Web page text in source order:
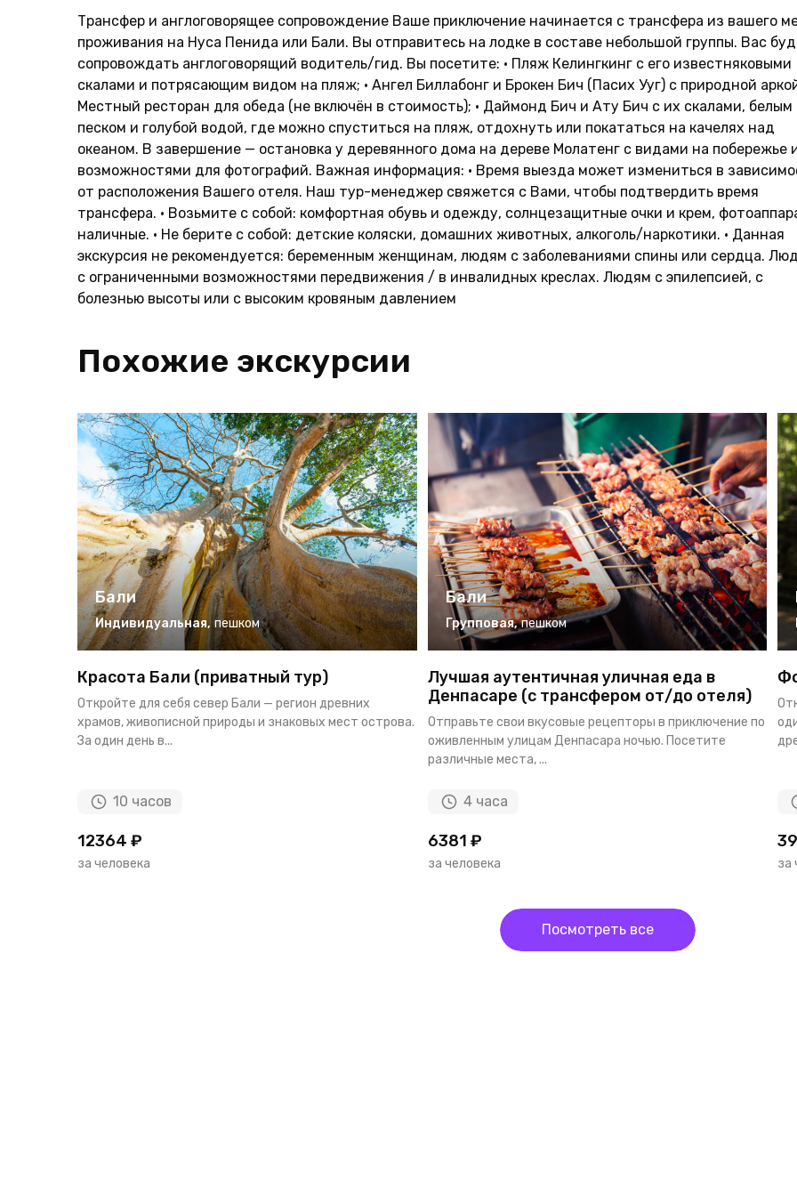
Трансфер и англоговорящее сопровождение Ваше приключение начинается с трансфера из вашего
проживания на Нуса Пенида или Бали. Вы отправитесь на лодке в составе небольшой группы. Вас
сопровождать англоговорящий водитель/гид. Вы посетите: • Пляж Келингкинг с его известняковыми
скалами и потрясающим видом на пляж; • Ангел Биллабонг и Брокен Бич (Пасих Ууг) с природной
Местный ресторан для обеда (не включён в стоимость); • Даймонд Бич и Ату Бич с их скалами, белым
песком и голубой водой, где можно спуститься на пляж, отдохнуть или покататься на качелях над
океаном. В завершение — остановка у деревянного дома на дереве Молатенг с видами на побережье
возможностями для фотографий. Важная информация: • Время выезда может измениться в
от расположения Вашего отеля. Наш тур-менеджер свяжется с Вами, чтобы подтвердить время
трансфера. • Возьмите с собой: комфортная обувь и одежду, солнцезащитные очки и крем,
наличные. • Не берите с собой: детские коляски, домашних животных, алкоголь/наркотики. • Данная
экскурсия не рекомендуется: беременным женщинам, людям с заболеваниями спины или сердца.
с ограниченными возможностями передвижения / в инвалидных креслах. Людям с эпилепсией, с
болезнью высоты или с высоким кровяным давлением
Похожие экскурсии
Бали
Индивидуальная, пешком
Красота Бали (приватный тур)
Откройте для себя север Бали — регион древних
храмов, живописной природы и знаковых мест острова.
За один день в...
10 часов
12364 ₽
за человека
Бали
Групповая, пешком
Лучшая аутентичная уличная еда в
Денпасаре (с трансфером от/до отеля)
Отправьте свои вкусовые рецепторы в приключение по
оживленным улицам Денпасара ночью. Посетите
различные места, ...
4 часа
6381 ₽
за человека за
Посмотреть все